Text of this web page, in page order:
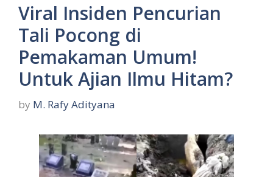
Viral Insiden Pencurian
Tali Pocong di
Pemakaman Umum!
Untuk Ajian Ilmu Hitam?
by M. Rafy Adityana